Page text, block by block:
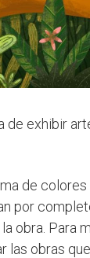
de exhibir
de colores
por
obra. Para
las obras